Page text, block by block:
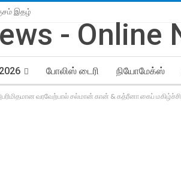
இதழ்
போலிஸ் டைரி நியோமேக்ஸ்
வரவேற்பால் சல்மான் கான் & கத்ரீனா கைப் மகிழ்ச்சி